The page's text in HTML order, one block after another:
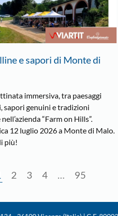
e sapori di Monte di
immersiva, tra paesaggi
sapori genuini e tradizioni
“Farm on Hills”.
12 luglio 2026 a Monte di Malo.
più!
2 3 4 … 95